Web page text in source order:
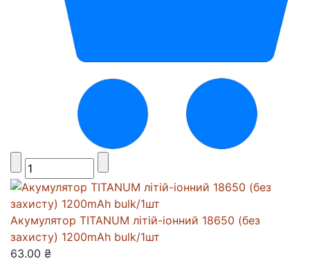
Акумулятор TITANUM літій-іонний 18650 (без
захисту) 1200mAh bulk/1шт
63.00 ₴